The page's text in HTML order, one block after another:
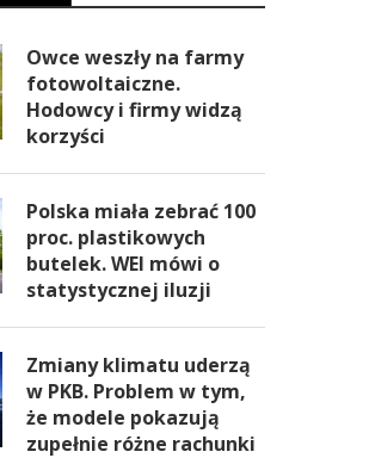
Owce weszły na farmy
fotowoltaiczne.
Hodowcy i firmy widzą
korzyści
Polska miała zebrać 100
proc. plastikowych
butelek. WEI mówi o
statystycznej iluzji
Zmiany klimatu uderzą
w PKB. Problem w tym,
że modele pokazują
zupełnie różne rachunki